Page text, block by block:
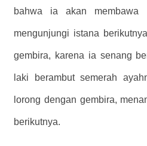
bahwa ia akan membawa
mengunjungi istana
gembira, karena ia senang
laki berambut semerah
lorong dengan gembira,
berikutnya.